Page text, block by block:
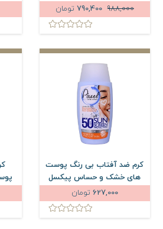
پیکسل SPF50 حجم 50 میلی
لیتر
988,000
790,400 تومان
کرم ضد آفتاب بی رنگ پوست
های خشک و حساس پیکسل
SPF50 حجم 50 میلی لیتر627,000 تومان